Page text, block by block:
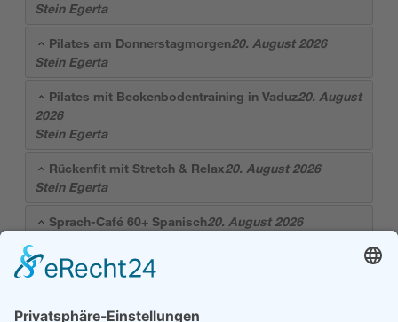
Stein Egerta
Pilates am Donnerstagmorgen20. August 2026
Stein Egerta
Pilates mit Beckenbodentraining in Vaduz20. August
2026
Stein Egerta
Rückenfit mit Stretch & Relax20. August 2026
Stein Egerta
Sprach-Café 60+ Spanisch20. August 2026
40 von 513 Kursen